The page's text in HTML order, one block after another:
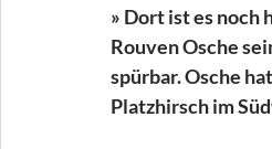
» Dort ist es noch
Rouven Osche
spürbar. Osche
Platzhirsch im